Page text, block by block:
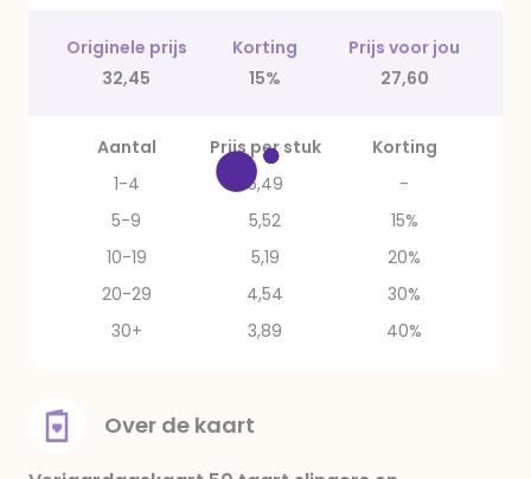
Originele prijs Korting
Prijs voor jou
32,45
15% 27,60
Aantal Prijs per stuk
Korting
1-4
6,49
-
5-9
5,52
15%
10-19
5,19
20%
20-29
4,54
30%
30+
3,89 40%
Over de kaart